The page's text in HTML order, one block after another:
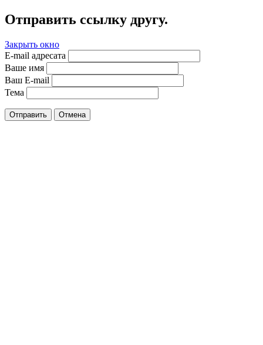
Отправить ссылку другу.
Закрыть окно
E-mail адресата
Ваше имя
Ваш E-mail
Тема
Отправить Отмена